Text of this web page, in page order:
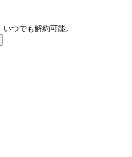
つでも解約可能。